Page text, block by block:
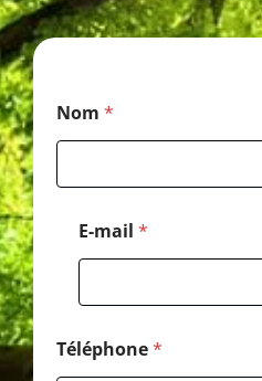
Nom *
E-mail *
Téléphone*